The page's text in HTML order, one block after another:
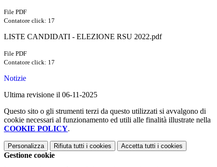
File PDF
Contatore click: 17
LISTE CANDIDATI - ELEZIONE RSU 2022.pdf
File PDF
Contatore click: 17
Notizie
Ultima revisione il 06-11-2025
Questo sito o gli strumenti terzi da questo utilizzati si avvalgono di
cookie necessari al funzionamento ed utili alle finalità illustrate nella
COOKIE POLICY.
Personalizza Rifiuta tutti i cookies Accetta tutti i cookies
Gestione cookie